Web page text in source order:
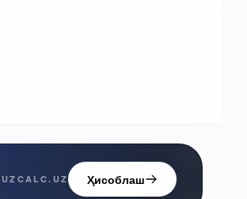
UZCALC.UZ Ҳисоблаш